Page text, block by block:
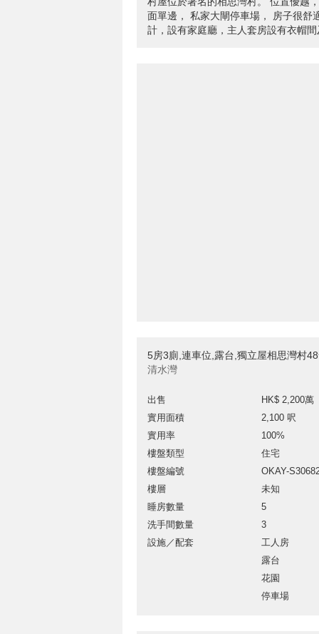
面單邊， 私家大閘停車場， 房子很舒
計，設有家庭廳，主人套房設有衣帽
5房3廁,連車位,露台,獨立屋相思灣村
清水灣
出售
HK$ 2,200萬
實用面積
2,100 呎
實用率
100%
樓盤類型
住宅
樓盤編號
OKAY-
樓層
未知
睡房數量
5
洗手間數量
3
設施／配套
工人房
露台
花園
停車場